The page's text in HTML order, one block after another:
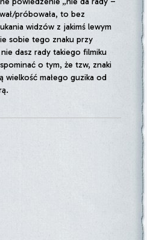
próbowała, to bez
widzów z jakimś lewym
sobie tego znaku przy
dasz rady takiego filmiku
o tym, że tzw, znaki
wielkość małego guzika od